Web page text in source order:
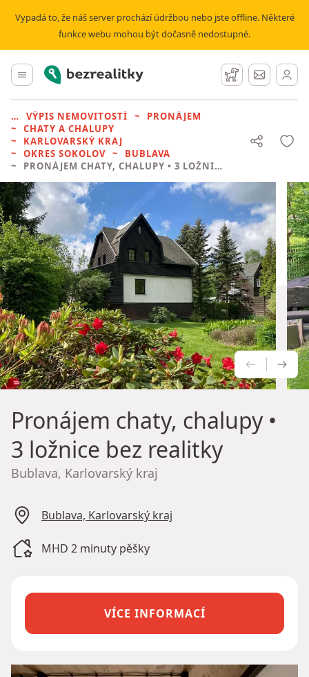
Vypadá to, že náš server prochází údržbou nebo jste offline. Některé
funkce webu mohou být dočasně nedostupné.
Hlavní menu
Bezrealitky Hlídací pes
Zprávy
VÝPIS NEMOVITOSTÍ
PRONÁJEM
CHATY A CHALUPY
KARLOVARSKÝ KRAJ
OKRES SOKOLOV
BUBLAVA
PRONÁJEM CHATY, CHALUPY • 3 LOŽNICE BEZ REALITKY
Pronájem chaty, chalupy•
3 ložnice bez realitky
Bublava, Karlovarský kraj
Bublava, Karlovarský kraj
MHD 2 minuty pěšky
VÍCE INFORMACÍ